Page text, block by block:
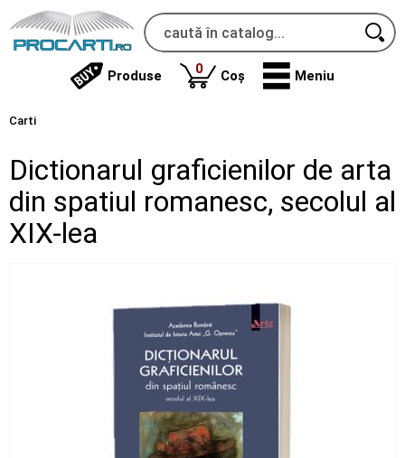
Produse 0produse
Coș Meniu
Carti
Dictionarul graficienilor de arta
din spatiul romanesc, secolul al
XIX-lea